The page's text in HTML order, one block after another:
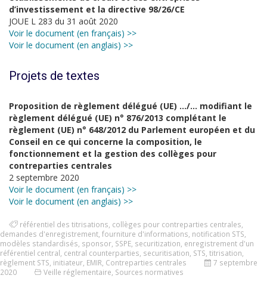
d’investissement et la directive 98/26/CE
JOUE L 283 du 31 août 2020
Voir le document (en français) >>
Voir le document (en anglais) >>
Projets de textes
Proposition de règlement délégué (UE) …/… modifiant le
règlement délégué (UE) n° 876/2013 complétant le
règlement (UE) n° 648/2012 du Parlement européen et du
Conseil en ce qui concerne la composition, le
fonctionnement et la gestion des collèges pour
contreparties centrales
2 septembre 2020
Voir le document (en français) >>
Voir le document (en anglais) >>
référentiel des titrisations collèges pour contreparties centrales
demandes d'enregistrement fourniture d'informations notification STS
modèles standardisés sponsor SSPE securitization enregistrement d'un
référentiel central central counterparties securitisation STS titrisation
règlement STS initiateur EMIR Contreparties centrales
7 septembre
2020
Veille réglementaire Sources normatives